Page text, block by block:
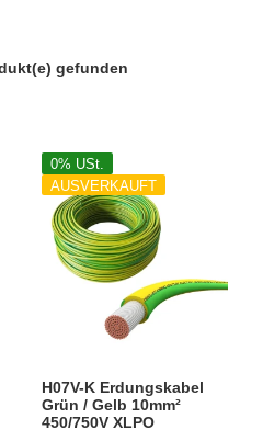
gefunden
0% USt.
AUSVERKAUFT
H07V-K Erdungskabel
Grün / Gelb 10mm²
450/750V XLPO